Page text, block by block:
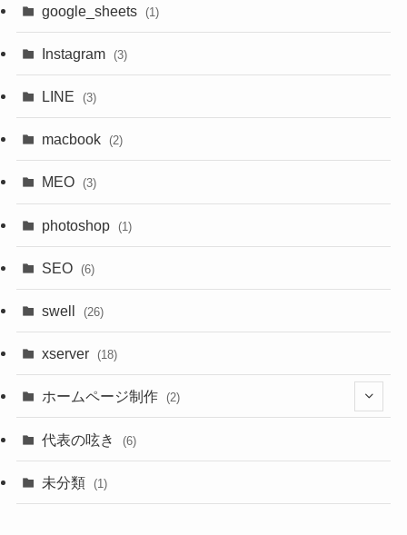
(1)
(1)
(1)
(1)
(1)
(1)
(3)
google_sheets (1)
Instagram (3)
LINE (3)
macbook (2)
MEO (3)
photoshop (1)
SEO (6)
swell (26)
xserver (18)
ホームページ制作 (2)
(2)
(2)
代表の呟き (6)
未分類 (1)